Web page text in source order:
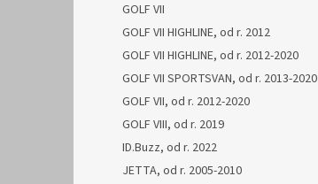
GOLF VII
GOLF VII HIGHLINE, od r. 2012
GOLF VII HIGHLINE, od r. 2012-2020
GOLF VII SPORTSVAN, od r. 2013-2020
GOLF VII, od r. 2012-2020
GOLF VIII, od r. 2019
ID.Buzz, od r. 2022
JETTA, od r. 2005-2010